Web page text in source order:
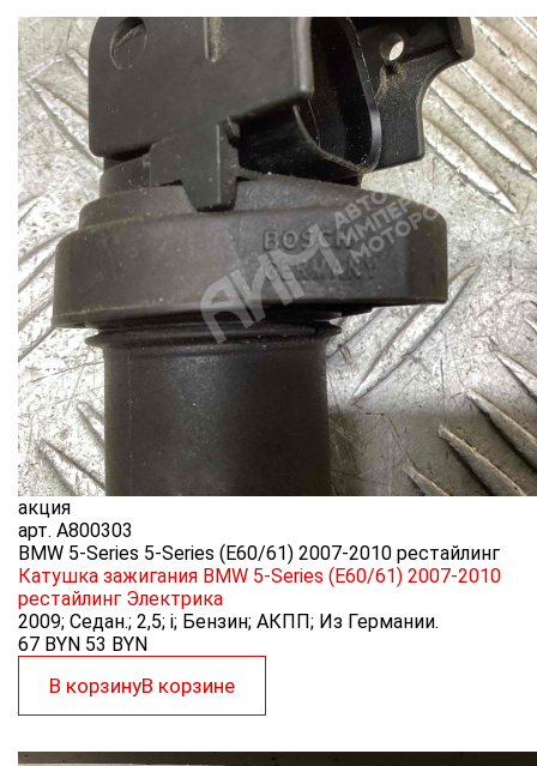
акция
арт. A800303
BMW 5-Series 5-Series (E60/61) 2007-2010 рестайлинг
Катушка зажигания BMW 5-Series (E60/61) 2007-2010
рестайлинг Электрика
2009; Седан.; 2,5; i; Бензин; АКПП; Из Германии.
67 BYN 53 BYN
В корзинуВ корзине